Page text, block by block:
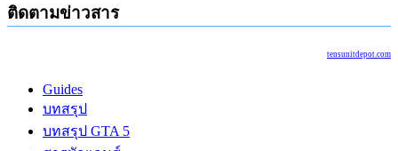
ติดตามข่าวสาร
tensunitdepot.com
Guides
บทสรุป
บทสรุป GTA 5